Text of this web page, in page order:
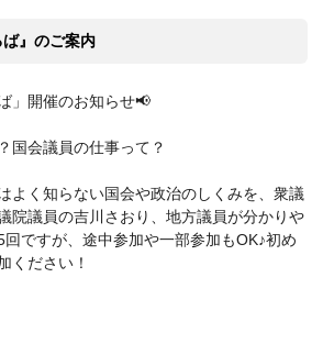
ば』のご案内
」開催のお知らせ📢
国会議員の仕事って？
よく知らない国会や政治のしくみを、衆議
院議員の吉川さおり、地方議員が分かりや
ですが、途中参加や一部参加もOK♪️初め
ください！